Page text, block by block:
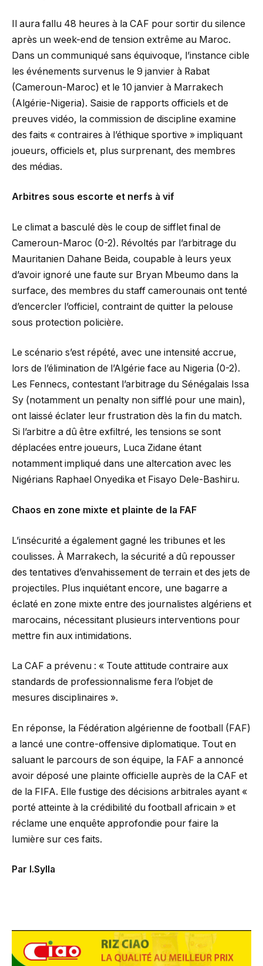
Il aura fallu 48 heures à la CAF pour sortir du silence
après un week-end de tension extrême au Maroc.
Dans un communiqué sans équivoque, l’instance cible
les événements survenus le 9 janvier à Rabat
(Cameroun-Maroc) et le 10 janvier à Marrakech
(Algérie-Nigeria). Saisie de rapports officiels et de
preuves vidéo, la commission de discipline examine
des faits « contraires à l’éthique sportive » impliquant
joueurs, officiels et, plus surprenant, des membres
des médias.
Arbitres sous escorte et nerfs à vif
Le climat a basculé dès le coup de sifflet final de
Cameroun-Maroc (0-2). Révoltés par l’arbitrage du
Mauritanien Dahane Beida, coupable à leurs yeux
d’avoir ignoré une faute sur Bryan Mbeumo dans la
surface, des membres du staff camerounais ont tenté
d’encercler l’officiel, contraint de quitter la pelouse
sous protection policière.
Le scénario s’est répété, avec une intensité accrue,
lors de l’élimination de l’Algérie face au Nigeria (0-2).
Les Fennecs, contestant l’arbitrage du Sénégalais Issa
Sy (notamment un penalty non sifflé pour une main),
ont laissé éclater leur frustration dès la fin du match.
Si l’arbitre a dû être exfiltré, les tensions se sont
déplacées entre joueurs, Luca Zidane étant
notamment impliqué dans une altercation avec les
Nigérians Raphael Onyedika et Fisayo Dele-Bashiru.
Chaos en zone mixte et plainte de la FAF
L’insécurité a également gagné les tribunes et les
coulisses. À Marrakech, la sécurité a dû repousser
des tentatives d’envahissement de terrain et des jets de
projectiles. Plus inquiétant encore, une bagarre a
éclaté en zone mixte entre des journalistes algériens et
marocains, nécessitant plusieurs interventions pour
mettre fin aux intimidations.
La CAF a prévenu : « Toute attitude contraire aux
standards de professionnalisme fera l’objet de
mesures disciplinaires ».
En réponse, la Fédération algérienne de football (FAF)
a lancé une contre-offensive diplomatique. Tout en
saluant le parcours de son équipe, la FAF a annoncé
avoir déposé une plainte officielle auprès de la CAF et
de la FIFA. Elle fustige des décisions arbitrales ayant «
porté atteinte à la crédibilité du football africain » et
réclame une enquête approfondie pour faire la
lumière sur ces faits.
Par I.Sylla